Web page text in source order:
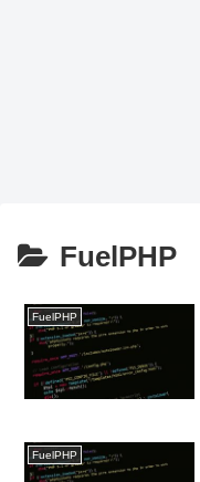
FuelPHP
FuelPHP
FuelPHP